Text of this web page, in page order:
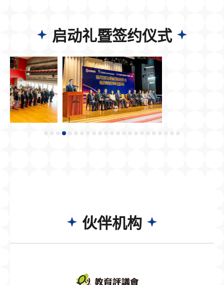
启动礼暨签约仪式
伙伴机构